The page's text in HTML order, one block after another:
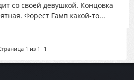
со своей девушкой. Концовка
Форест Гамп какой-то...
1 из 1 1